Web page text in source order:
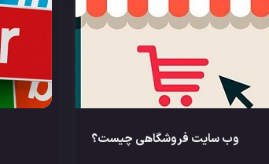
وب سایت فروشگاهی چیست؟